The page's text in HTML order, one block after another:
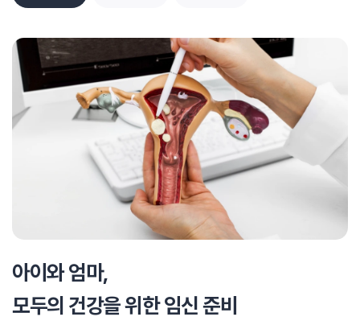
아이와 엄마,
모두의 건강을 위한 임신 준비